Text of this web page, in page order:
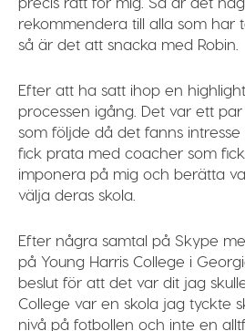
rekommendera till alla som har
så är det att snacka med Robin.
Efter att ha satt ihop en
processen igång. Det var ett
som följde då det fanns intresse
fick prata med coacher som
imponera på mig och berätta
välja deras skola.
Efter några samtal på Skype
på Young Harris College i
beslut för att det var dit jag
College var en skola jag tyckte
nivå på fotbollen och inte en